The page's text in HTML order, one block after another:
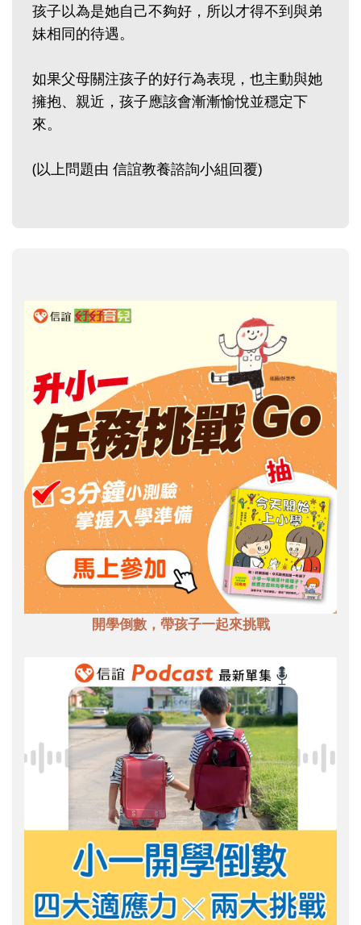
孩子以為是她自己不夠好，所以才得不到與弟
妹相同的待遇。
如果父母關注孩子的好行為表現，也主動與她
擁抱、親近，孩子應該會漸漸愉悅並穩定下
來。
(以上問題由 信誼教養諮詢小組回覆)
開學倒數，帶孩子一起來挑戰